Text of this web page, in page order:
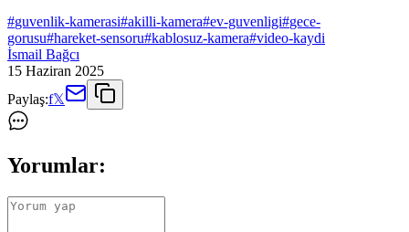
#guvenlik-kamerasi#akilli-kamera#ev-guvenligi#gece-
gorusu#hareket-sensoru#kablosuz-kamera#video-kaydi
İsmail Bağcı
15 Haziran 2025
Paylaş:f𝕏
Yorumlar: